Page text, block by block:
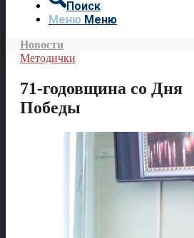
Поиск
Меню Меню
Новости
Методички
71-годовщина со Дня
Победы